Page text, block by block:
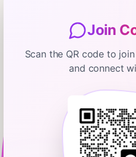
详细解读
•企业AI采用速度比云
在大规模部署AI工具
OpenAI、Anthropic
道的三巨头,GPT-5、
Gemini 3在不同场景
Join
Scan the QR code to
and connect